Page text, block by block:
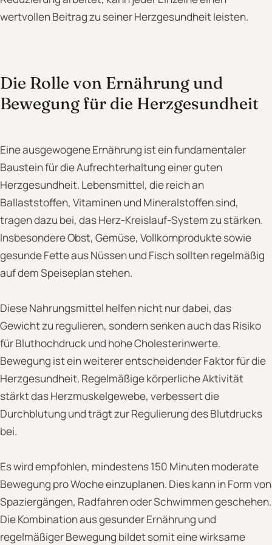
wertvollen Beitrag zu seiner Herzgesundheit leisten.
Die Rolle von Ernährung und
Bewegung für die Herzgesundheit
Eine ausgewogene Ernährung ist ein fundamentaler
Baustein für die Aufrechterhaltung einer guten
Herzgesundheit. Lebensmittel, die reich an
Ballaststoffen, Vitaminen und Mineralstoffen sind,
tragen dazu bei, das Herz-Kreislauf-System zu stärken.
Insbesondere Obst, Gemüse, Vollkornprodukte sowie
gesunde Fette aus Nüssen und Fisch sollten regelmäßig
auf dem Speiseplan stehen.
Diese Nahrungsmittel helfen nicht nur dabei, das
Gewicht zu regulieren, sondern senken auch das Risiko
für Bluthochdruck und hohe Cholesterinwerte.
Bewegung ist ein weiterer entscheidender Faktor für die
Herzgesundheit. Regelmäßige körperliche Aktivität
stärkt das Herzmuskelgewebe, verbessert die
Durchblutung und trägt zur Regulierung des Blutdrucks
bei.
Es wird empfohlen, mindestens 150 Minuten moderate
Bewegung pro Woche einzuplanen. Dies kann in Form von
Spaziergängen, Radfahren oder Schwimmen geschehen.
Die Kombination aus gesunder Ernährung und
regelmäßiger Bewegung bildet somit eine wirksame